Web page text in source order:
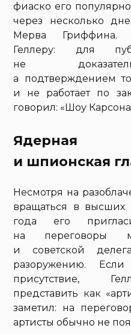
фиаско его
через несколько
Мерва Гриффина.
Геллеру: для
не
а подтверждением
и не работает по
говорил: «Шоу
Ядерная
и шпионская
Несмотря на
вращаться в высших
года его
на переговоры
и советской
разоружению.
присутствие,
представить как
заметил: на
артисты обычно не